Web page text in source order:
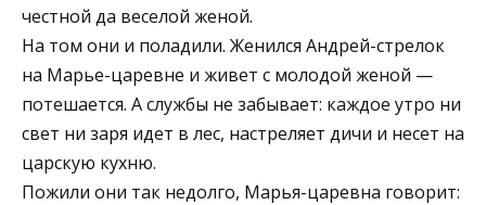
честной да веселой женой.
На том они и поладили. Женился Андрей-стрелок
на Марье-царевне и живет с молодой женой —
потешается. А службы не забывает: каждое утро ни
свет ни заря идет в лес, настреляет дичи и несет на
царскую кухню.
Пожили они так недолго, Марья-царевна говорит: